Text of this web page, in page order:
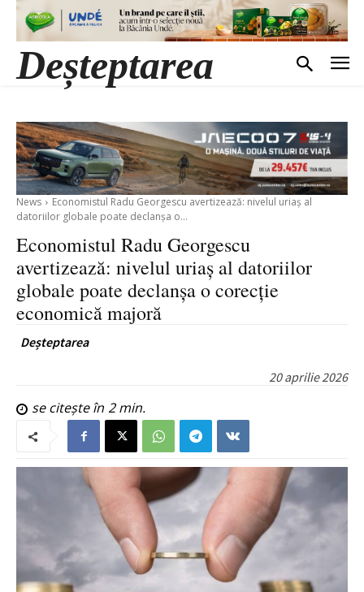
Deșteptarea
News
Economistul Radu Georgescu avertizează: nivelul uriaș al
datoriilor globale poate declanșa o...
Economistul Radu Georgescu
avertizează: nivelul uriaș al datoriilor
globale poate declanșa o corecție
economică majoră
Deșteptarea
20 aprilie 2026
se citește în 2min.